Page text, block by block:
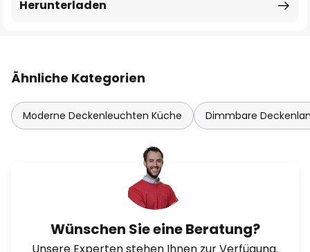
Herunterladen
Ähnliche Kategorien
Moderne Deckenleuchten Küche Dimmbare
Wünschen Sie eine Beratung?